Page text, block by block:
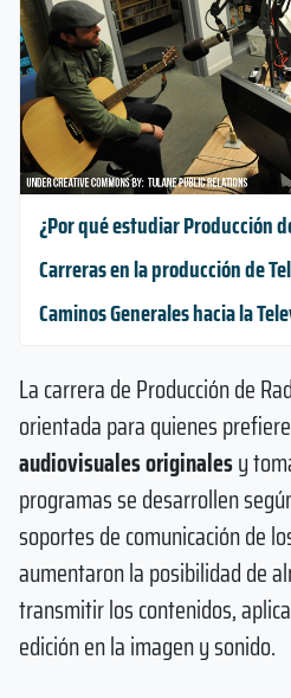
¿Por qué estudiar Producción
Carreras en la producción de
Caminos Generales hacia la
La carrera de Producción de
orientada para quienes
audiovisuales originalesy
programas se desarrollen
soportes de comunicación de
aumentaron la posibilidad de
transmitir los contenidos,
edición en la imagen y sonido.